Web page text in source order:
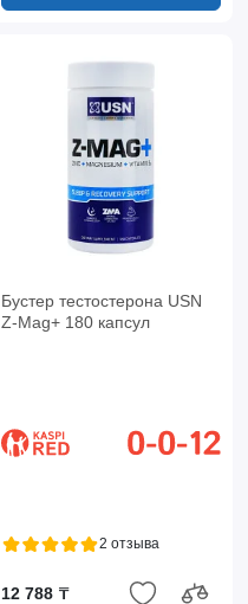
Бустер тестостерона USN
Z-Mag+ 180 капсул
2 отзыва
12 788 ₸